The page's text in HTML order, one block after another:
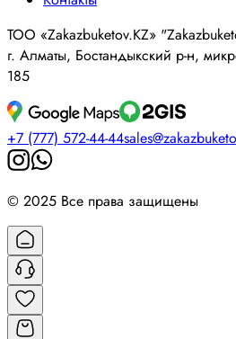
ТОО «Zakazbuketov.KZ»
г. Алматы, Бостандыкский р-н,
185
+7 (777) 572-44-44
© 2025 Все права защищены